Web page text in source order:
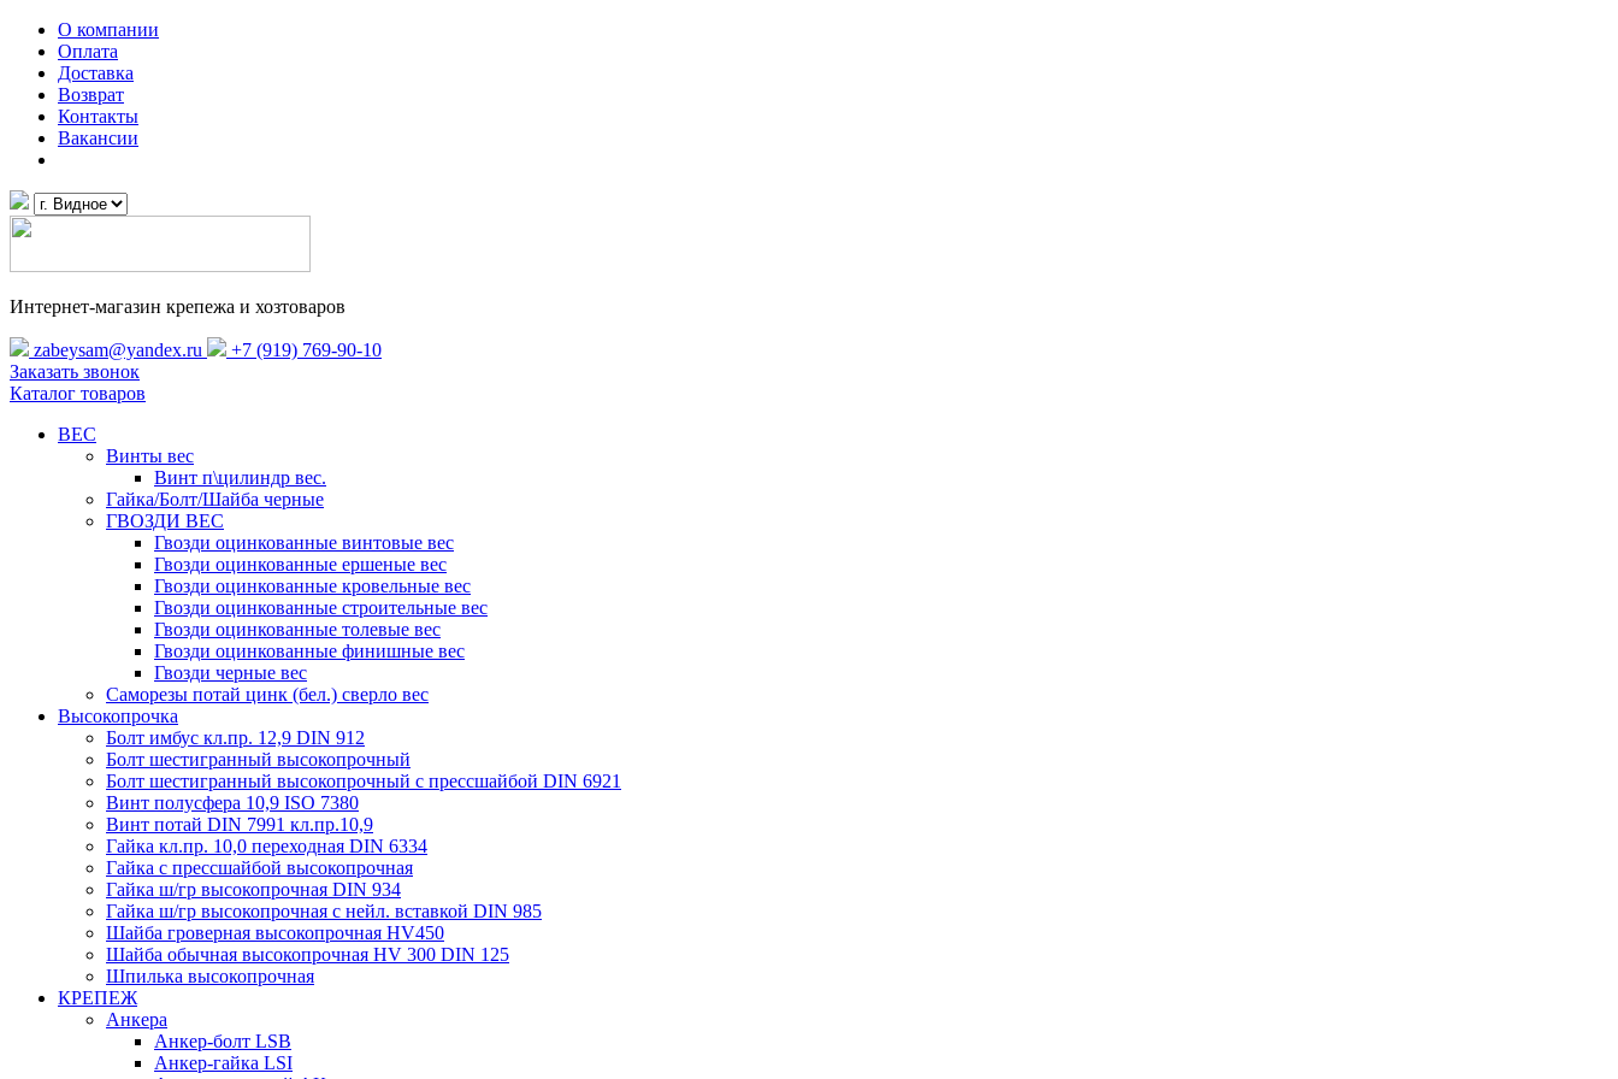
О компании
Оплата
Доставка
Возврат
Контакты
Вакансии
Интернет-магазин крепежа и хозтоваров
zabeysam@yandex.ru
+7 (919) 769-90-10
Заказать звонок
Каталог товаров
ВЕС
Винты вес
Винт п\цилиндр вес.
Гайка/Болт/Шайба черные
ГВОЗДИ ВЕС
Гвозди оцинкованные винтовые вес
Гвозди оцинкованные ершеные вес
Гвозди оцинкованные кровельные вес
Гвозди оцинкованные строительные вес
Гвозди оцинкованные толевые вес
Гвозди оцинкованные финишные вес
Гвозди черные вес
Саморезы потай цинк (бел.) сверло вес
Высокопрочка
Болт имбус кл.пр. 12,9 DIN 912
Болт шестигранный высокопрочный
Болт шестигранный высокопрочный с прессшайбой DIN 6921
Винт полусфера 10,9 ISO 7380
Винт потай DIN 7991 кл.пр.10,9
Гайка кл.пр. 10,0 переходная DIN 6334
Гайка с прессшайбой высокопрочная
Гайка ш/гр высокопрочная DIN 934
Гайка ш/гр высокопрочная с нейл. вставкой DIN 985
Шайба гроверная высокопрочная HV450
Шайба обычная высокопрочная HV 300 DIN 125
Шпилька высокопрочная
КРЕПЕЖ
Анкера
Анкер-болт LSB
Анкер-гайка LSI